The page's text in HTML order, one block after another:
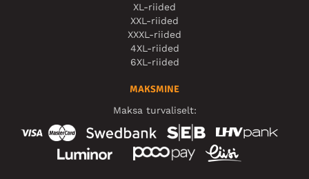
XL-riided
XXL-riided
XXXL-riided
4XL-riided
6XL-riided
MAKSMINE
Maksa turvaliselt: